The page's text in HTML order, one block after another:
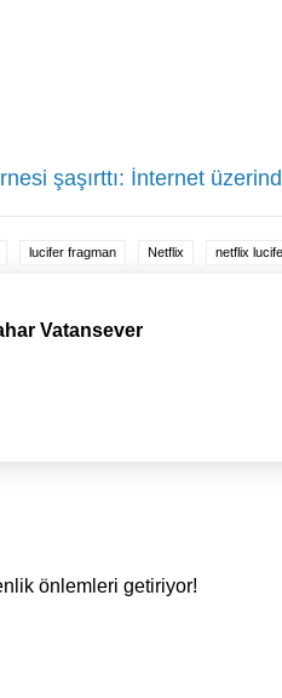
şaşırttı: İnternet
lucifer fragman Netflix netflix
Vatansever
önlemleri getiriyor!